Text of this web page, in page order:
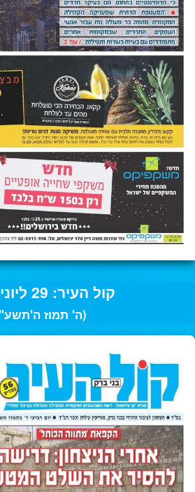
קול העיר: 29 ליוני 2017
(ה' תמוז ה'תשע"ז)